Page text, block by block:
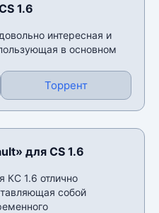
1.6
интересная и
в основном
Торрент
для CS 1.6
КС 1.6 отлично
собой